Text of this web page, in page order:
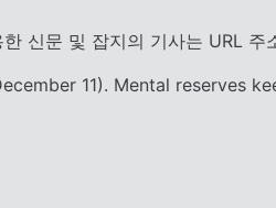
신문 및 잡지의 기사는 URL 주
11). Mental reserves